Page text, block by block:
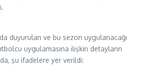
duyurulan ve bu sezon uygulanacağı
uygulamasına ilişkin detayların
şu ifadelere yer verildi: